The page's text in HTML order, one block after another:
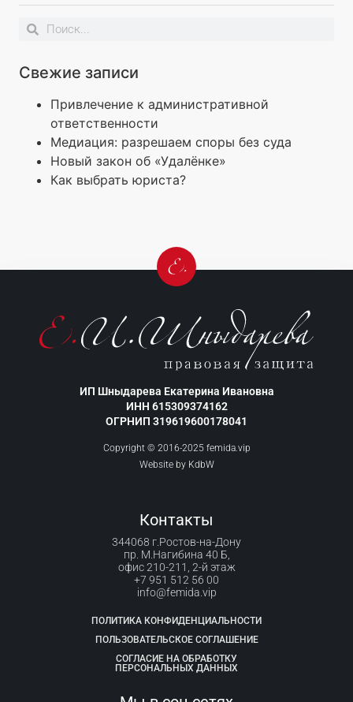
Свежие записи
Привлечение к административной
ответственности
Медиация: разрешаем споры без суда
Новый закон об «Удалёнке»
Как выбрать юриста?
ИП Шныдарева Екатерина Ивановна
ИНН 615309374162
ОГРНИП 319619600178041
Copyright © 2016-2025 femida.vip
Website by KdbW
Контакты
344068 г.Ростов-на-Дону
пр. М.Нагибина 40 Б,
офис 210-211, 2-й этаж
+7 951 512 56 00
info@femida.vip
ПОЛИТИКА КОНФИДЕНЦИАЛЬНОСТИ
ПОЛЬЗОВАТЕЛЬСКОЕ СОГЛАШЕНИЕ
СОГЛАСИЕ НА ОБРАБОТКУ
ПЕРСОНАЛЬНЫХ ДАННЫХ